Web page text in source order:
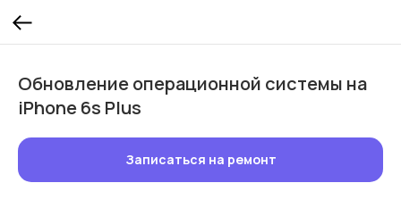
Обновление операционной системы на
iPhone 6s Plus
Записаться на ремонт